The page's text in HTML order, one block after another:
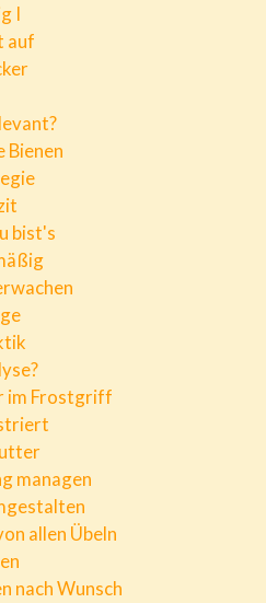
I
auf
Bienen
bist's
im Frostgriff
managen
allen Übeln
nach Wunsch